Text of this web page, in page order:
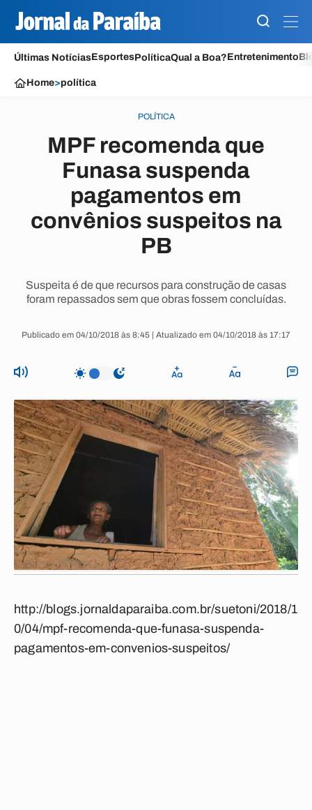
Últimas NotíciasEsportesPolíticaQual a Boa?Entretenimento
Home>política
POLÍTICA
MPF recomenda que
Funasa suspenda
pagamentos em
convênios suspeitos na
PB
Suspeita é de que recursos para construção de casas
foram repassados sem que obras fossem concluídas.
Publicado em 04/10/2018 às 8:45 | Atualizado em 04/10/2018 às 17:17
http://blogs.jornaldaparaiba.com.br/suetoni/2018/1
0/04/mpf-recomenda-que-funasa-suspenda-
pagamentos-em-convenios-suspeitos/